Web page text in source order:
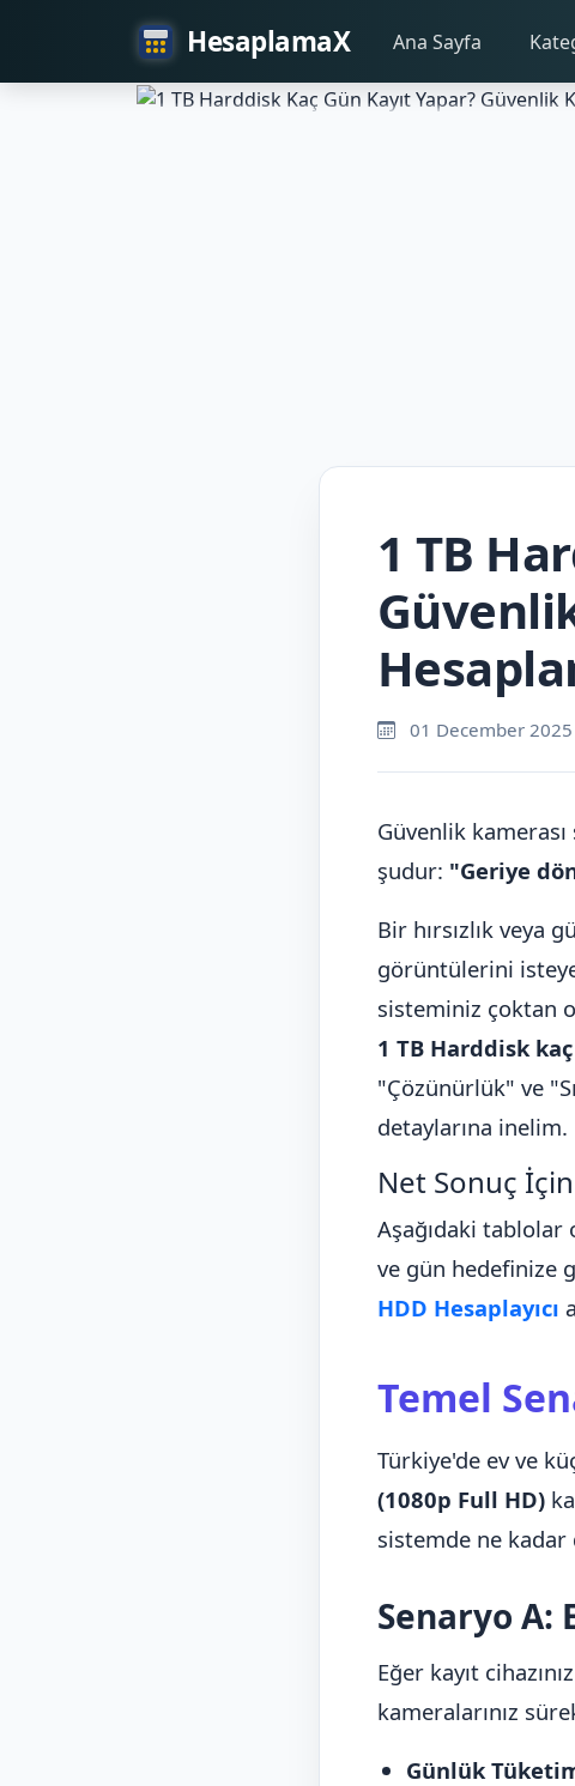
HesaplamaX Ana Sayfa
1 TB
01 December 2025
Güvenlik
şudur: "Geriye
Bir hırsızlık veya
görüntülerini
sisteminiz çoktan
1 TB Harddisk
"Çözünürlük" ve
detaylarına inelim.
Net Sonuç
Aşağıdaki tablolar
ve gün hedefinize
HDD Hesaplayıcı
Temel
Türkiye'de ev ve
(1080p Full HD)
sistemde ne kadar
Senaryo A:
Eğer kayıt
kameralarınız
Günlük